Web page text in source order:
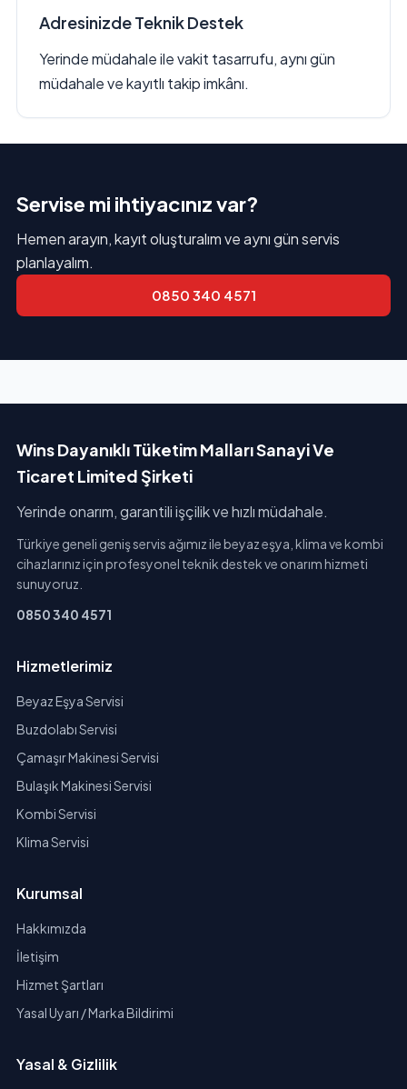
Adresinizde Teknik Destek
Yerinde müdahale ile vakit tasarrufu, aynı gün
müdahale ve kayıtlı takip imkânı.
Servise mi ihtiyacınız var?
Hemen arayın, kayıt oluşturalım ve aynı gün servis
planlayalım.
0850 340 4571
Wins Dayanıklı Tüketim Malları Sanayi Ve
Ticaret Limited Şirketi
Yerinde onarım, garantili işçilik ve hızlı müdahale.
Türkiye geneli geniş servis ağımız ile beyaz eşya, klima ve kombi
cihazlarınız için profesyonel teknik destek ve onarım hizmeti
sunuyoruz.
0850 340 4571
Hizmetlerimiz
Beyaz Eşya Servisi
Buzdolabı Servisi
Çamaşır Makinesi Servisi
Bulaşık Makinesi Servisi
Kombi Servisi
Klima Servisi
Kurumsal
Hakkımızda
İletişim
Hizmet Şartları
Yasal Uyarı / Marka Bildirimi
Yasal & Gizlilik